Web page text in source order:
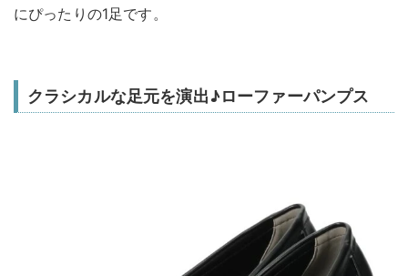
にぴったりの1足です。
クラシカルな足元を演出♪ローファーパンプス